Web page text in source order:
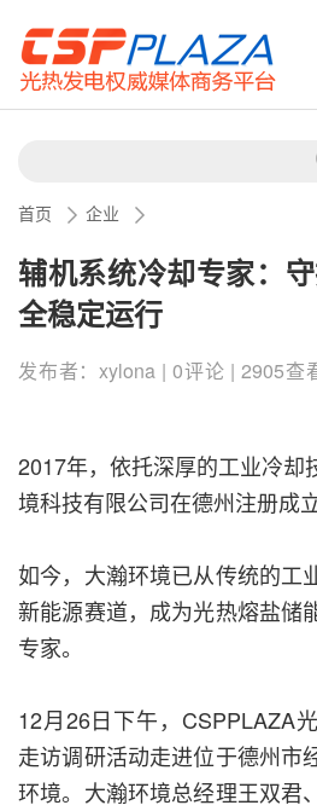
首页 企业
辅机系统冷却专家：
全稳定运行
发布者：xylona | 0评论 | 2905查
2017年，依托深厚的工业冷却
境科技有限公司在德州注册成立
如今，大瀚环境已从传统的工
新能源赛道，成为光热熔盐储
专家。
12月26日下午，CSPPLAZA
走访调研活动走进位于德州市
环境。大瀚环境总经理王双君